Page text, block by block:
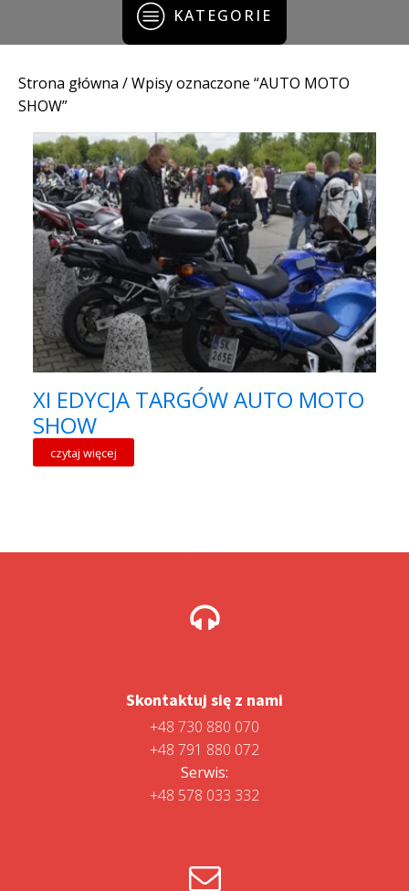
KATEGORIE
Strona główna / Wpisy oznaczone “AUTO MOTO
SHOW”
XI EDYCJA TARGÓW AUTO MOTO
SHOW
czytaj więcej
Skontaktuj się z nami
+48 730 880 070
+48 791 880 072
Serwis:
+48 578 033 332